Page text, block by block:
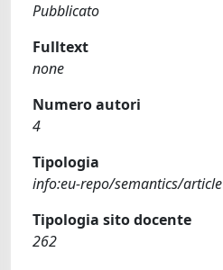
Pubblicato
Fulltext
none
Numero autori
4
Tipologia
info:eu-repo/semantics/article
Tipologia sito docente
262